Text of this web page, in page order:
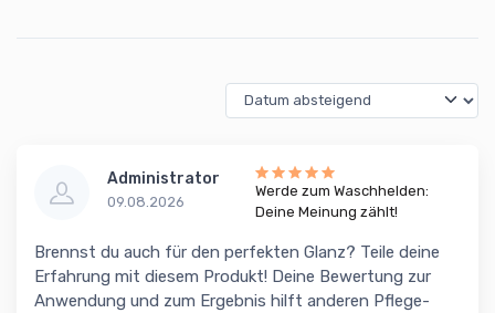
Administrator
09.08.2026
Werde zum Waschhelden:
Deine Meinung zählt!
Brennst du auch für den perfekten Glanz? Teile deine
Erfahrung mit diesem Produkt! Deine Bewertung zur
Anwendung und zum Ergebnis hilft anderen Pflege-